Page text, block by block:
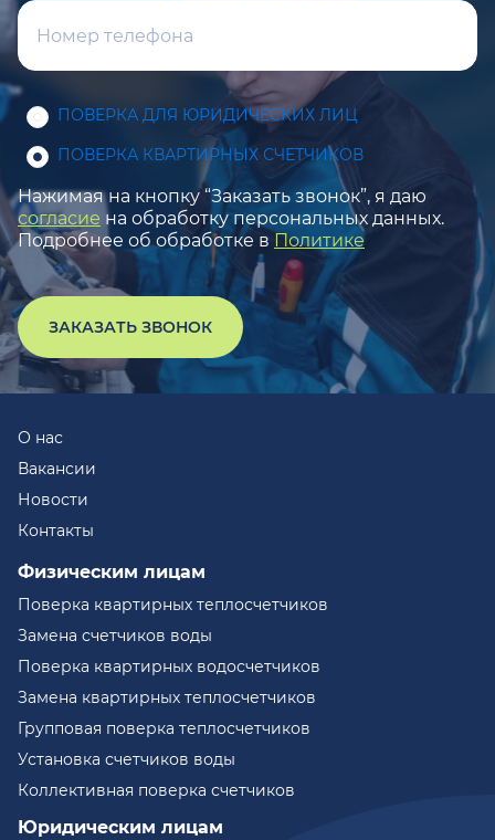
ПОВЕРКА ДЛЯ ЮРИДИЧЕСКИХ ЛИЦ
ПОВЕРКА КВАРТИРНЫХ СЧЕТЧИКОВ
Нажимая на кнопку “Заказать звонок”, я даю
согласие на обработку персональных данных.
Подробнее об обработке в Политике
ЗАКАЗАТЬ ЗВОНОК
О нас
Вакансии
Новости
Контакты
Физическим лицам
Поверка квартирных теплосчетчиков
Замена счетчиков воды
Поверка квартирных водосчетчиков
Замена квартирных теплосчетчиков
Групповая поверка теплосчетчиков
Установка счетчиков воды
Коллективная поверка счетчиков
Юридическим лицам